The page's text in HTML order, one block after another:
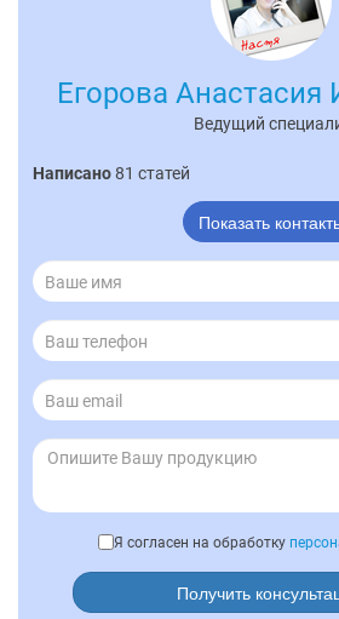
Егорова Анастасия
Ведущий
Написано81 статей
Показать
Я согласен на обработку
Получить